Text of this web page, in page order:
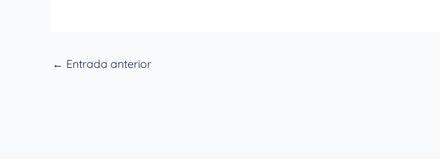
← Entrada anterior